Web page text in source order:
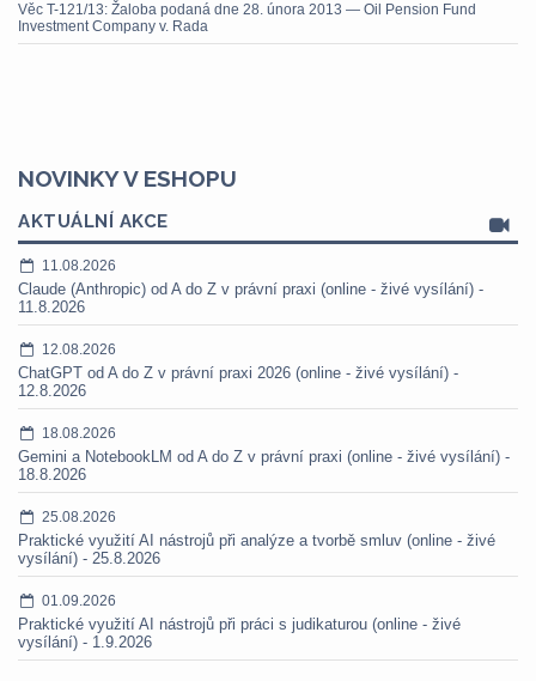
Věc T-121/13: Žaloba podaná dne 28. února 2013 — Oil Pension Fund
Investment Company v. Rada
NOVINKY V ESHOPU
AKTUÁLNÍ AKCE
11.08.2026
Claude (Anthropic) od A do Z v právní praxi (online - živé vysílání) -
11.8.2026
12.08.2026
ChatGPT od A do Z v právní praxi 2026 (online - živé vysílání) -
12.8.2026
18.08.2026
Gemini a NotebookLM od A do Z v právní praxi (online - živé vysílání) -
18.8.2026
25.08.2026
Praktické využití AI nástrojů při analýze a tvorbě smluv (online - živé
vysílání) - 25.8.2026
01.09.2026
Praktické využití AI nástrojů při práci s judikaturou (online - živé
vysílání) - 1.9.2026